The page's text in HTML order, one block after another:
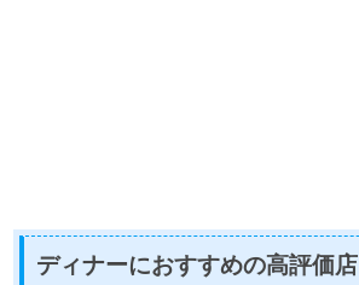
ディナーにおすすめの高評価店